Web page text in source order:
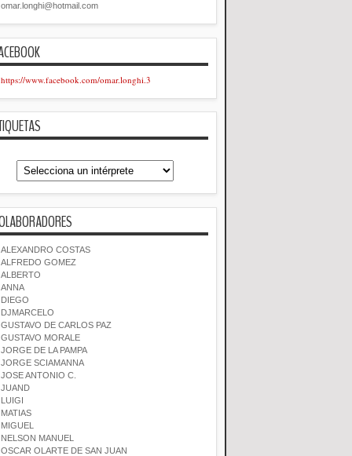
omar.longhi@hotmail.com
https://www.facebook.com/omar.longhi.3
ALEXANDRO COSTAS
ALFREDO GOMEZ
ALBERTO
ANNA
DIEGO
DJMARCELO
GUSTAVO DE CARLOS PAZ
GUSTAVO MORALE
JORGE DE LA PAMPA
JORGE SCIAMANNA
JOSE ANTONIO C.
JUAND
LUIGI
MATIAS
MIGUEL
NELSON MANUEL
OSCAR OLARTE DE SAN JUAN